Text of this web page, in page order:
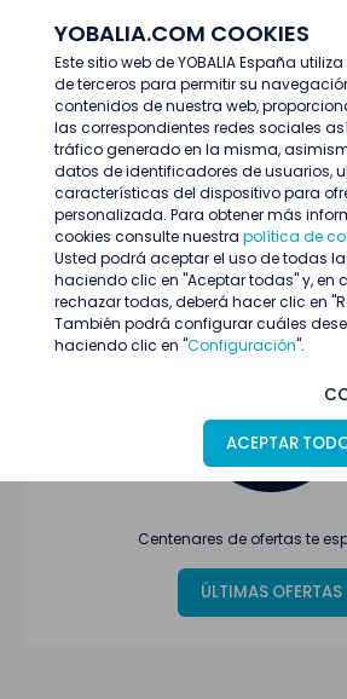
YOBALIA.COM COOKIES
Este sitio web de YOBALIA España
de terceros para permitir su
contenidos de nuestra web,
las correspondientes redes sociales
tráfico generado en la misma,
datos de identificadores de usuarios,
características del dispositivo para
personalizada. Para obtener más
cookies consulte nuestra política de
Usted podrá aceptar el uso de todas
haciendo clic en "Aceptar todas" y, en
rechazar todas, deberá hacer clic en
También podrá configurar cuáles
haciendo clic en "Configuración".
ACEPTAR
Últimas ofertas
Oferta no encontrada o ha
proceso de
Centenares de ofertas te
ÚLTIMAS OFERTAS